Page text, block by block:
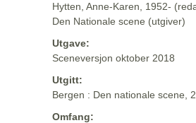
Hytten, Anne-Karen, 1952-
Den Nationale scene (utgiver)
Utgave:
Sceneversjon oktober 2018
Utgitt:
Bergen : Den nationale scene,
Omfang: